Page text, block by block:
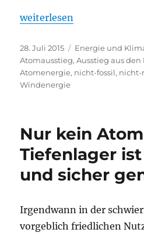
„Weg von der Atom- und
weiterlesen
Veröffentlicht
am
28. Juli 2015 Kategorien
Energie und
Atomausstieg,Ausstieg aus den
Atomenergie, nicht-fossil, nicht-
Windenergie
Nur kein
Tiefenlager
und sicher
Irgendwann in der
vorgeblich friedlichen